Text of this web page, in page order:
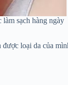
sạch hàng ngày
loại da của